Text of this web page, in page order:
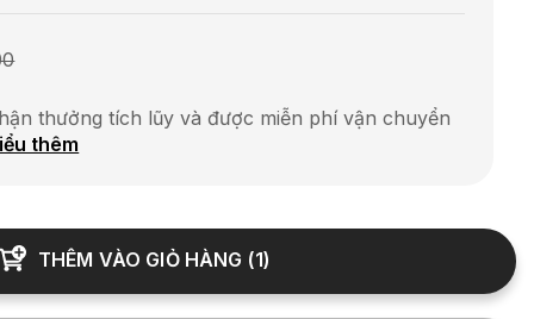
thưởng tích lũy và được miễn phí vận chuyển
thêm
THÊM VÀO GIỎ HÀNG (1)